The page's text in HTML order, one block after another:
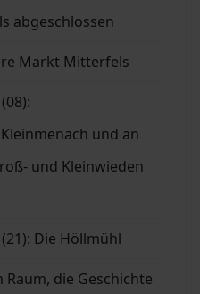
abgeschlossen
Markt Mitterfels
und an
und Kleinwieden
Die Höllmühl
die Geschichte